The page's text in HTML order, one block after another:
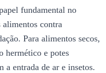
fundamental no
alimentos contra
Para alimentos secos,
hermético e potes
a entrada de ar e insetos.